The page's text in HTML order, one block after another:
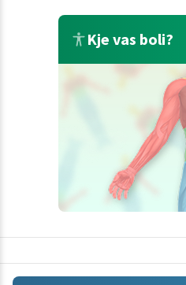
Kje vas boli?